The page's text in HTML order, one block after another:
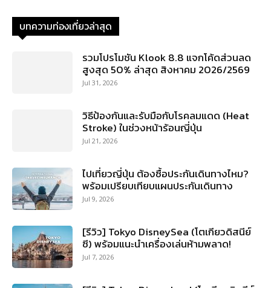
บทความท่องเที่ยวล่าสุด
รวมโปรโมชัน Klook 8.8 แจกโค้ดส่วนลด
สูงสุด 50% ล่าสุด สิงหาคม 2026/2569
Jul 31, 2026
วิธีป้องกันและรับมือกับโรคลมแดด (Heat
Stroke) ในช่วงหน้าร้อนญี่ปุ่น
Jul 21, 2026
ไปเที่ยวญี่ปุ่น ต้องซื้อประกันเดินทางไหม?
พร้อมเปรียบเทียบแผนประกันเดินทาง
Jul 9, 2026
[รีวิว] Tokyo DisneySea (โตเกียวดิสนีย์
ซี) พร้อมแนะนำเครื่องเล่นห้ามพลาด!
Jul 7, 2026